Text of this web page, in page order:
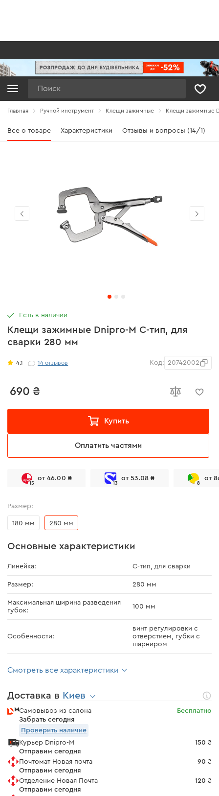
Главная Ручной инструмент Клещи зажимные Клещи зажимные
Все о товаре Характеристики Отзывы и вопросы (14/1)
Клещи зажимные Dnipro-M С-тип, для
сварки 280 мм
4.1 14отзывов Код: 20742002
690 ₴
Купить
Оплатить частями
15
от 46.00 ₴
13
от 53.08 ₴
8
от
Есть в наличии
Размер:
180 мм 280 мм
Основные характеристики
Линейка: С-тип, для сварки
Размер: 280 мм
Максимальная ширина разведения
губок:
100 мм
Особенности:
винт регулировки с
отверстием, губки с
шарниром
Смотреть все характеристики
Доставка в Киев
Самовывоз из салона
Забрать сегодня
Бесплатно
Проверить наличие
Курьер Dnipro-M
Отправим сегодня
150 ₴
Почтомат Новая почта
Отправим сегодня
90 ₴
Отделение Новая Почта
Отправим сегодня
120 ₴